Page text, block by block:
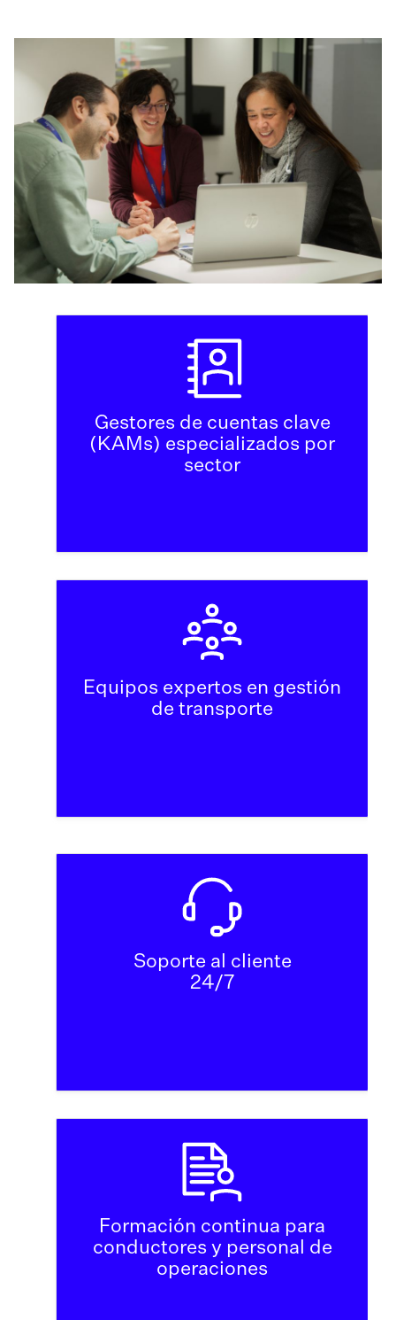
Gestores de cuentas clave
(KAMs) especializados por
sector
Equipos expertos en gestión
de transporte
Soporte al cliente
24/7
Formación continua para
conductores y personal de
operaciones